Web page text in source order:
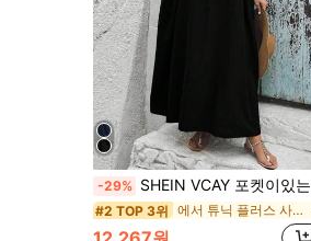
-29% SHEIN VCAY 포켓이있는 여성을위한 플러스 사이즈 루즈 핏 휴가 블루-그린 여름 드레스
#2 TOP 3위 에서 튜닉 플러스 사이즈 드레스